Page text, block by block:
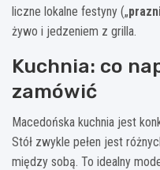
liczne lokalne festyny („
żywo i jedzeniem z grilla.
Kuchnia: co
zamówić
Macedońska kuchnia jest
Stół zwykle pełen jest
między sobą. To idealny